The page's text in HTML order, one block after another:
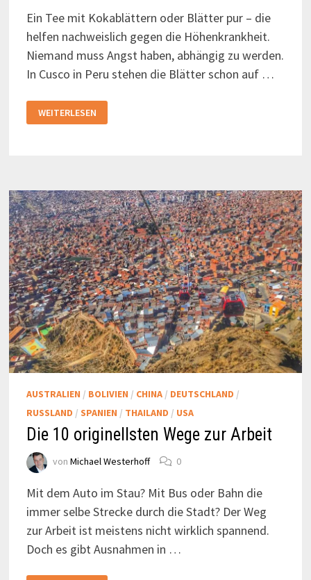
Ein Tee mit Kokablättern oder Blätter pur – die
helfen nachweislich gegen die Höhenkrankheit.
Niemand muss Angst haben, abhängig zu werden.
In Cusco in Peru stehen die Blätter schon auf …
TEE
UND
WEITERLESEN
AUSTRALIEN / BOLIVIEN / CHINA/ DEUTSCHLAND /
RUSSLAND / SPANIEN / THAILAND / USA
Die 10 originellsten Wege zur Arbeit
von Michael Westerhoff 0
Mit dem Auto im Stau? Mit Bus oder Bahn die
immer selbe Strecke durch die Stadt? Der Weg
zur Arbeit ist meistens nicht wirklich spannend.
Doch es gibt Ausnahmen in …